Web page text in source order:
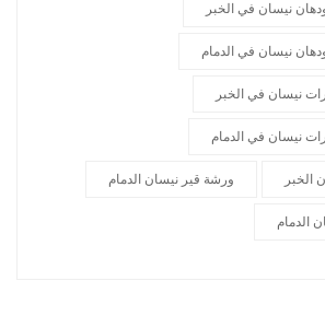
نيسان في الخبر
نيسان في الدمام
نيسان في الخبر
نيسان في الدمام
الخبر ورشة قير نيسان الدمام
الدمام